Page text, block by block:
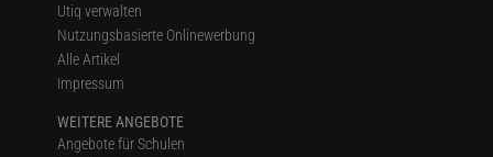
Utiq verwalten
Nutzungsbasierte Onlinewerbung
Alle Artikel
Impressum
WEITERE ANGEBOTE
Angebote für Schulen